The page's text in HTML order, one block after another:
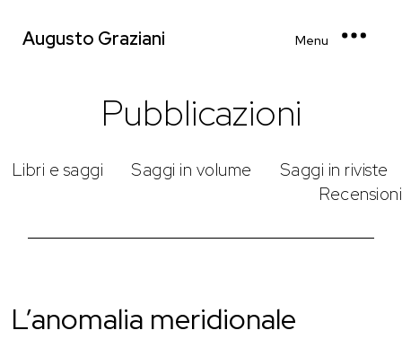
Augusto Graziani Menu
Pubblicazioni
Libri e saggi Saggi in volume
Saggi in riviste
Recensioni
L’anomalia meridionale